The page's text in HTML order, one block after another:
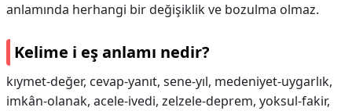
anlamında herhangi bir değişiklik ve bozulma olmaz.
Kelime i eş anlamı nedir?
kıymet-değer, cevap-yanıt, sene-yıl, medeniyet-uygarlık,
imkân-olanak, acele-ivedi, zelzele-deprem, yoksul-fakir,